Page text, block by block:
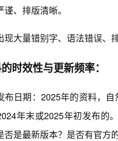
、排版清晰。
现大量错别字、语法错误、
时效性与更新频率：
布日期：2025年的资料，
年末或2025年初发布的
否是最新版本？是否有官方